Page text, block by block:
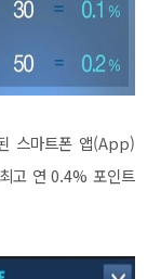
스마트폰 앱(App)
고 연 0.4% 포인트